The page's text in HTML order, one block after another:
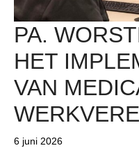
PA.
HET
VAN
6 juni 2026